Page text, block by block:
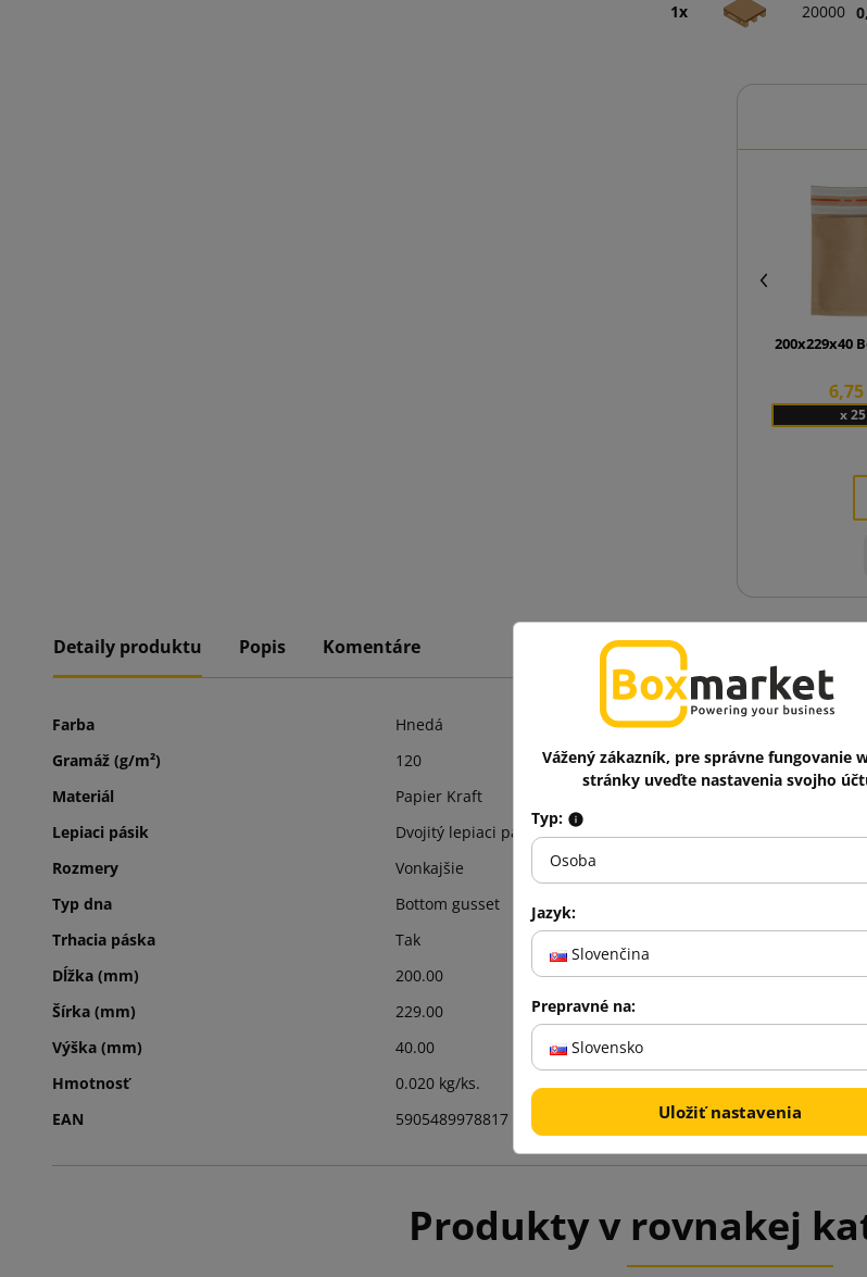
1x 20000
200x229x40
x 25
Detaily produktu Popis Komentáre
Farba
Hnedá
Gramáž (g/m²)
120
Materiál
Papier Kraft
Lepiaci pásik
Dvojitý lepiaci pásik
Rozmery
Vonkajšie
Typ dna
Bottom gusset
Trhacia páska
Tak
Dĺžka (mm)
200.00
Šírka (mm)
229.00
Výška (mm)
40.00
Hmotnosť
0.020 kg/ks.
EAN
5905489978817
Produkty v rovnakej
Vážený zákazník, pre správne fungovanie
stránky uveďte nastavenia svojho
Typ:
Osoba
Jazyk:
Slovenčina
Prepravné na:
Slovensko
Uložiť nastavenia